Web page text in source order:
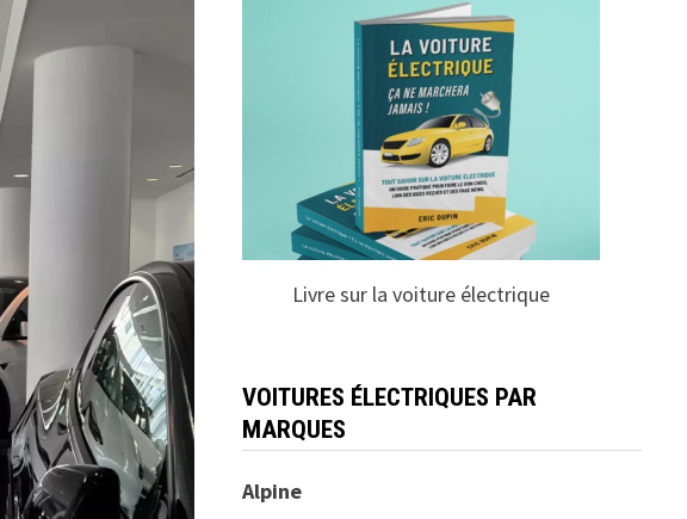
Livre sur la voiture électrique
VOITURES ÉLECTRIQUES PAR
MARQUES
Alpine